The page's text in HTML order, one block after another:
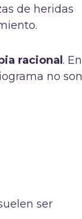
de heridas
racional. En
no son
ser